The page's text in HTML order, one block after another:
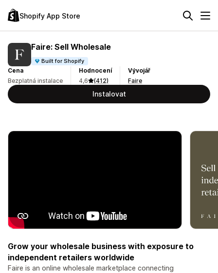
Shopify App Store
Faire: Sell Wholesale
Built for Shopify
Cena
Bezplatná instalace
Hodnocení
4,6
(412)
Vývojář
Faire
Instalovat
Grow your wholesale business with exposure to
independent retailers worldwide
Faire is an online wholesale marketplace connecting